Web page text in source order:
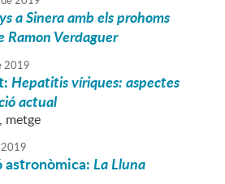
a Sinera amb els prohoms
Ramon Verdaguer
2019
Hepatitis víriques: aspectes
actual
metge
2019
astronòmica:La Lluna